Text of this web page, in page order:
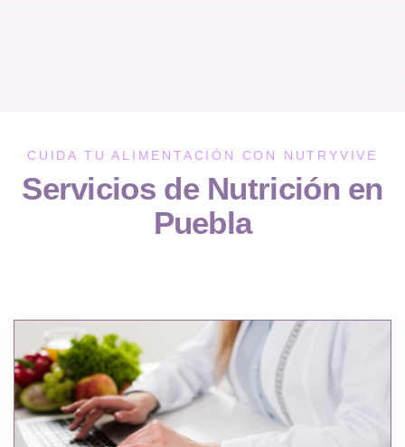
CUIDA TU ALIMENTACIÓN CON NUTRYVIVE
Servicios de Nutrición en
Puebla